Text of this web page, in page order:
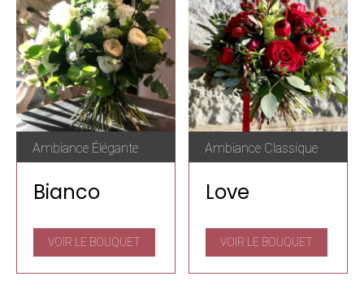
Ambiance Élégante
Bianco
VOIR LE BOUQUET
Ambiance Classique
Love
VOIR LE BOUQUET